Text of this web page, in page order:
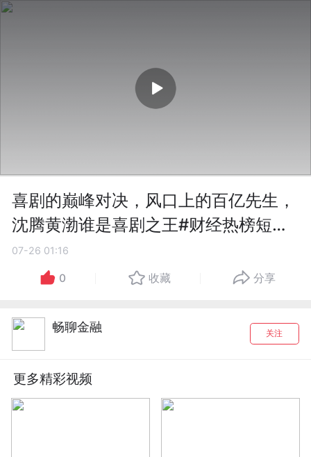
喜剧的巅峰对决，风口上的百亿先生，
沈腾黄渤谁是喜剧之王#财经热榜短视
频征集#
07-26 01:16
0 收藏 分享
畅聊金融 关注
更多精彩视频